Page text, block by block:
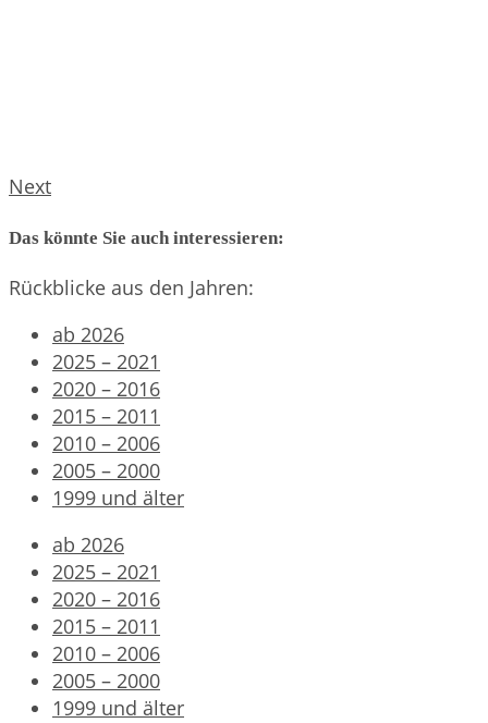
Next
Das könnte Sie auch interessieren:
Rückblicke aus den Jahren:
ab 2026
2025 – 2021
2020 – 2016
2015 – 2011
2010 – 2006
2005 – 2000
1999 und älter
ab 2026
2025 – 2021
2020 – 2016
2015 – 2011
2010 – 2006
2005 – 2000
1999 und älter